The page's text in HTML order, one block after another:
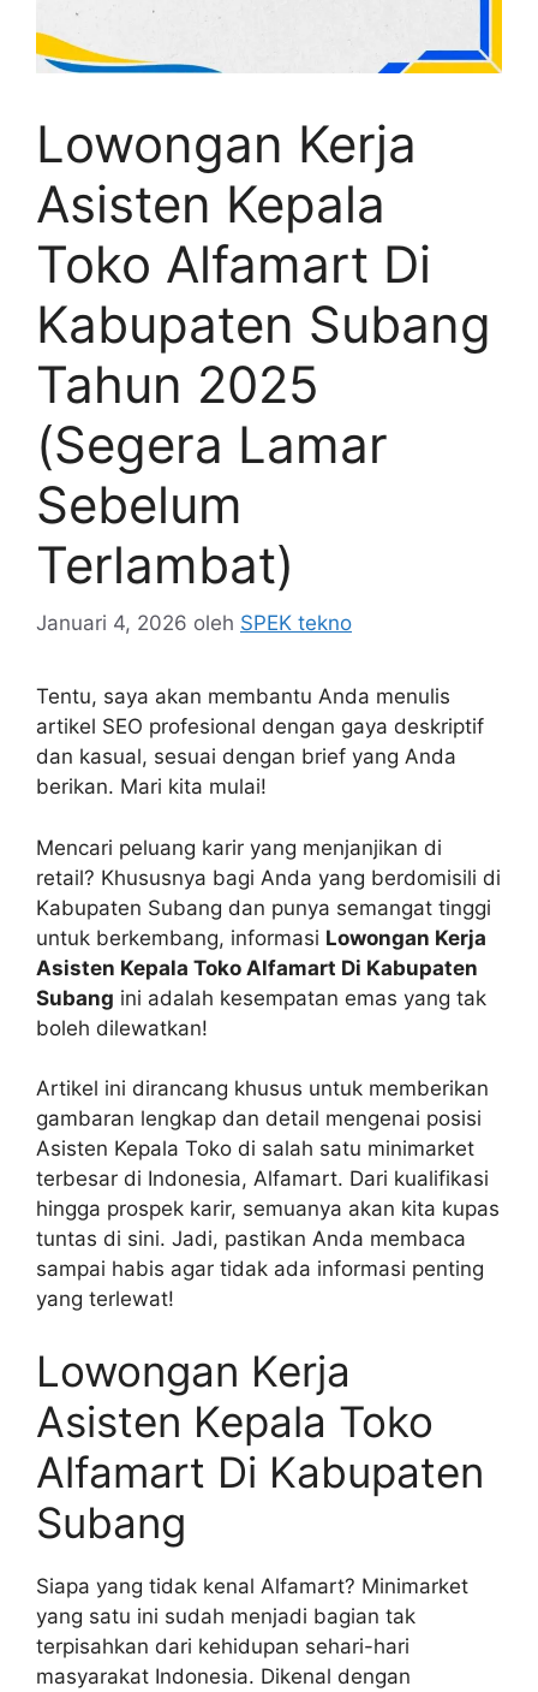
Lowongan Kerja
Asisten Kepala
Toko Alfamart Di
Kabupaten Subang
Tahun 2025
(Segera Lamar
Sebelum
Terlambat)
Januari 4, 2026 oleh SPEK tekno
Tentu, saya akan membantu Anda menulis
artikel SEO profesional dengan gaya deskriptif
dan kasual, sesuai dengan brief yang Anda
berikan. Mari kita mulai!
Mencari peluang karir yang menjanjikan di
retail? Khususnya bagi Anda yang berdomisili di
Kabupaten Subang dan punya semangat tinggi
untuk berkembang, informasi Lowongan Kerja
Asisten Kepala Toko Alfamart Di Kabupaten
Subang ini adalah kesempatan emas yang tak
boleh dilewatkan!
Artikel ini dirancang khusus untuk memberikan
gambaran lengkap dan detail mengenai posisi
Asisten Kepala Toko di salah satu minimarket
terbesar di Indonesia, Alfamart. Dari kualifikasi
hingga prospek karir, semuanya akan kita kupas
tuntas di sini. Jadi, pastikan Anda membaca
sampai habis agar tidak ada informasi penting
yang terlewat!
Lowongan Kerja
Asisten Kepala Toko
Alfamart Di Kabupaten
Subang
Siapa yang tidak kenal Alfamart? Minimarket
yang satu ini sudah menjadi bagian tak
terpisahkan dari kehidupan sehari-hari
masyarakat Indonesia. Dikenal dengan